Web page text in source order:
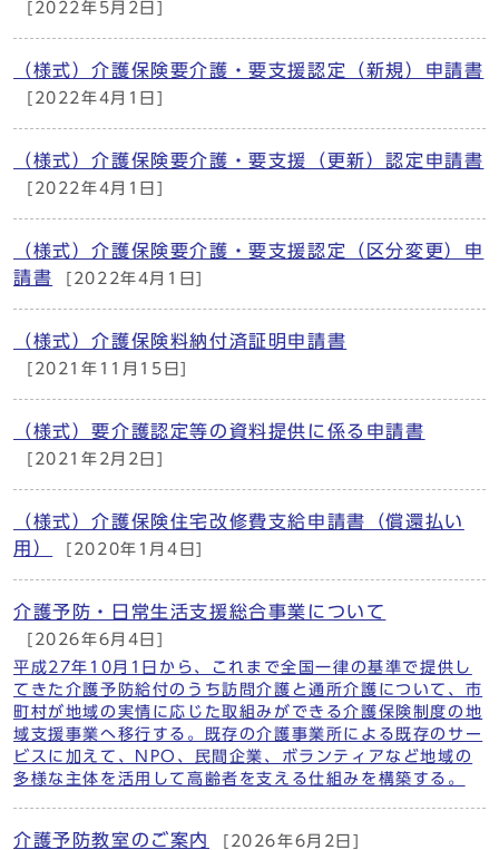
[2022年5月2日]
（様式）介護保険要介護・要支援認定（新規）申請書
[2022年4月1日]
（様式）介護保険要介護・要支援（更新）認定申請書
[2022年4月1日]
（様式）介護保険要介護・要支援認定（区分変更）申
請書
[2022年4月1日]
（様式）介護保険料納付済証明申請書
[2021年11月15日]
（様式）要介護認定等の資料提供に係る申請書
[2021年2月2日]
（様式）介護保険住宅改修費支給申請書（償還払い
用）
[2020年1月4日]
介護予防・日常生活支援総合事業について
[2026年6月4日]
平成27年10月1日から、これまで全国一律の基準で提供し
てきた介護予防給付のうち訪問介護と通所介護について、市
町村が地域の実情に応じた取組みができる介護保険制度の地
域支援事業へ移行する。既存の介護事業所による既存のサー
ビスに加えて、NPO、民間企業、ボランティアなど地域の
多様な主体を活用して高齢者を支える仕組みを構築する。
介護予防教室のご案内 [2026年6月2日]